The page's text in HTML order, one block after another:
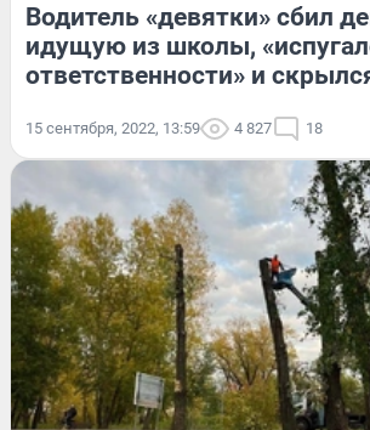
Водитель «девятки» сбил
идущую из школы,
ответственности» и
15 сентября, 2022, 13:59 4 827 18